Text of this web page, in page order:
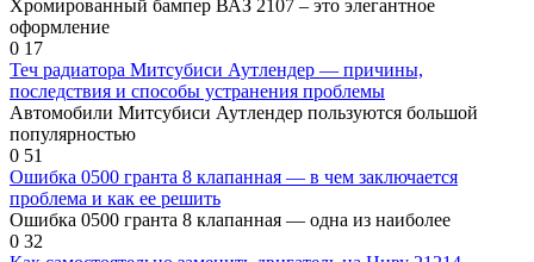
Хромированный бампер ВАЗ 2107 – это элегантное
оформление
0 17
Теч радиатора Митсубиси Аутлендер — причины,
последствия и способы устранения проблемы
Автомобили Митсубиси Аутлендер пользуются большой
популярностью
0 51
Ошибка 0500 гранта 8 клапанная — в чем заключается
проблема и как ее решить
Ошибка 0500 гранта 8 клапанная — одна из наиболее
0 32